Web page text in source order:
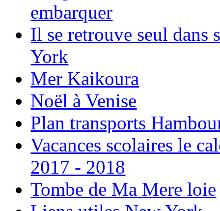
embarquer
Il se retrouve seul dans
York
Mer Kaikoura
Noël à Venise
Plan transports
Vacances scolaires le
2017 - 2018
Tombe de Ma Mere loie